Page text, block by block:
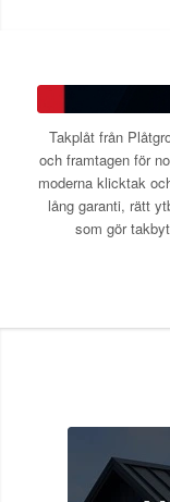
Takplåt från
och framtagen för
moderna klicktak
lång garanti, rätt
som gör